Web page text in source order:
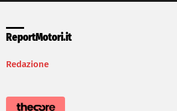
ReportMotori.it
Redazione